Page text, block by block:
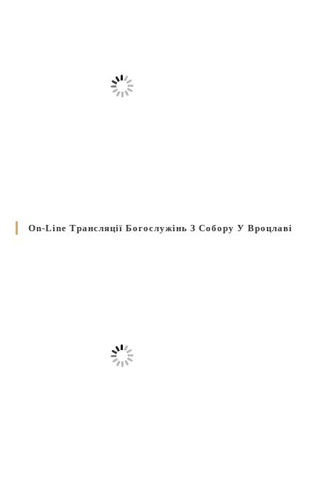
On-Line Трансляції Богослужінь З Собору У Вроцлаві